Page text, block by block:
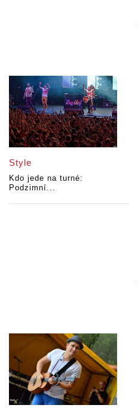
Style
Kdo jede na turné:
Podzimní...